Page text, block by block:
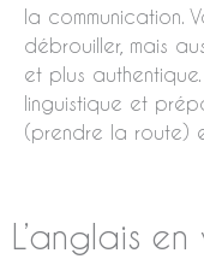
la communication.
débrouiller, mais
et plus
linguistique et
(prendre la route)
L’anglais